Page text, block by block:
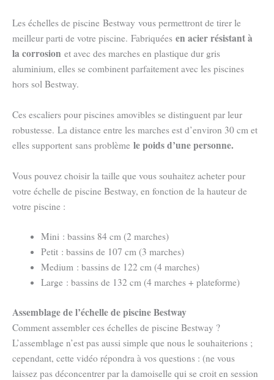
Les échelles de piscine Bestway vous permettront de tirer le
meilleur parti de votre piscine. Fabriquées en acier résistant à
la corrosion et avec des marches en plastique dur gris
aluminium, elles se combinent parfaitement avec les piscines
hors sol Bestway.
Ces escaliers pour piscines amovibles se distinguent par leur
robustesse. La distance entre les marches est d’environ 30 cm et
elles supportent sans problème le poids d’une personne.
Vous pouvez choisir la taille que vous souhaitez acheter pour
votre échelle de piscine Bestway, en fonction de la hauteur de
votre piscine :
Mini : bassins 84 cm (2 marches)
Petit : bassins de 107 cm (3 marches)
Medium : bassins de 122 cm (4 marches)
Large : bassins de 132 cm (4 marches + plateforme)
Assemblage de l’échelle de piscine Bestway
Comment assembler ces échelles de piscine Bestway ?
L’assemblage n’est pas aussi simple que nous le souhaiterions ;
cependant, cette vidéo répondra à vos questions : (ne vous
laissez pas déconcentrer par la damoiselle qui se croit en session